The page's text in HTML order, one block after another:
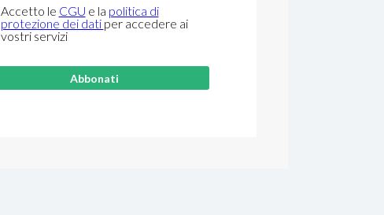
Accetto le CGU e la politica di
protezione dei dati per accedere ai
vostri servizi